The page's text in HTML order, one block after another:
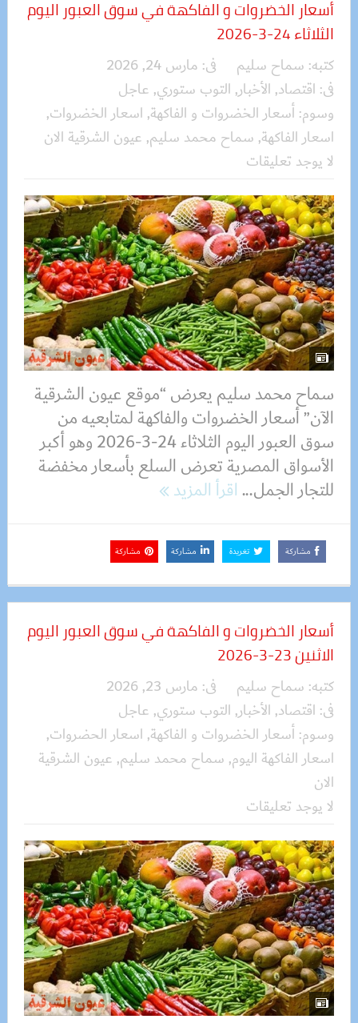
أسعار الخضروات و الفاكهة في سوق العبور اليوم
الثلاثاء 24-3-2026
كتبه: سماح سليم فى: مارس 24, 2026
فى: اقتصاد, الأخبار, التوب ستوري, عاجل
وسوم:أسعار الخضروات و الفاكهة, اسعار الخضروات,
اسعار الفاكهة, سماح محمد سليم, عيون الشرقية الان
لا يوجد تعليقات
سماح محمد سليم يعرض “موقع عيون الشرقية
الآن” أسعار الخضروات والفاكهة لمتابعيه من
سوق العبور اليوم الثلاثاء 24-3-2026 وهو أكبر
الأسواق المصرية تعرض السلع بأسعار مخفضة
للتجار الجمل...اقرأ المزيد
مشاركة تغريدة مشاركة مشاركة
أسعار الخضروات و الفاكهة في سوق العبور اليوم
الاثنين 23-3-2026
كتبه: سماح سليم فى: مارس 23, 2026
فى: اقتصاد, الأخبار, التوب ستوري, عاجل
وسوم:أسعار الخضروات و الفاكهة, اسعار الحضروات,
اسعار الفاكهة اليوم, سماح محمد سليم, عيون الشرقية
الان
لا يوجد تعليقات